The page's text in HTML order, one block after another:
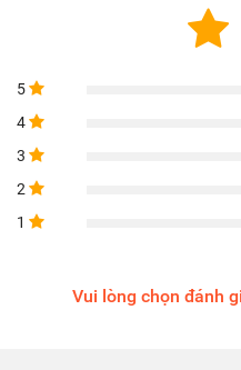
5
4
3
2
1
Vui lòng chọn đánh